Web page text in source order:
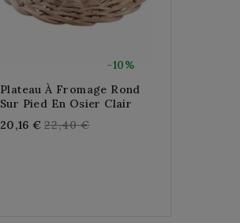
-10%
Plateau À Fromage Rond
Sur Pied En Osier Clair
20,16 € Regular
22,40 €